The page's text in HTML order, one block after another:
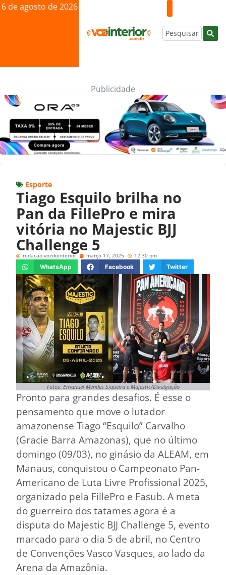
6 de agosto de 2026
Publicidade
Esporte
Tiago Esquilo brilha no
Pan da FillePro e mira
vitória no Majestic BJJ
Challenge 5
redacao.vozdointerior março 17, 2025 12:30 pm
WhatsApp Facebook Twitter
Fotos: Emanuel Mendes Siqueira e Majestic/Divulgação
Pronto para grandes desafios. É esse o
pensamento que move o lutador
amazonense Tiago “Esquilo” Carvalho
(Gracie Barra Amazonas), que no último
domingo (09/03), no ginásio da ALEAM, em
Manaus, conquistou o Campeonato Pan-
Americano de Luta Livre Profissional 2025,
organizado pela FillePro e Fasub. A meta
do guerreiro dos tatames agora é a
disputa do Majestic BJJ Challenge 5, evento
marcado para o dia 5 de abril, no Centro
de Convenções Vasco Vasques, ao lado da
Arena da Amazônia.